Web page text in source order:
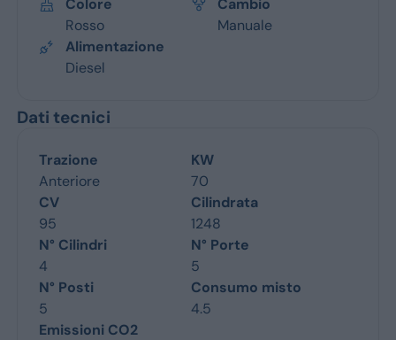
Vedi tutti i marchi
Colore
Rosso
Cambio
Manuale
Alimentazione
Diesel
Dati tecnici
Trazione
Anteriore
KW
70
CV
95
Cilindrata
1248
N° Cilindri
4
N° Porte
5
N° Posti
5
Consumo misto
4.5
Emissioni CO2